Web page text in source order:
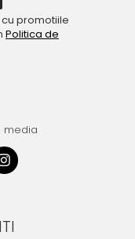
promotiile
Politica de
media